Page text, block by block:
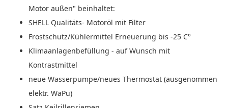
Motor außen" beinhaltet:
SHELL Qualitäts- Motoröl mit Filter
Frostschutz/Kühlermittel Erneuerung bis -25 C°
Klimaanlagenbefüllung - auf Wunsch mit
Kontrastmittel
neue Wasserpumpe/neues Thermostat (ausgenommen
elektr. WaPu)